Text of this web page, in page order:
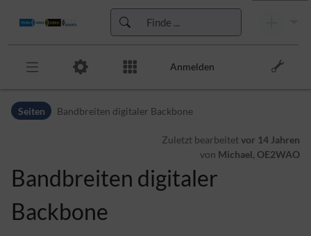
Zur Hauptnavigation
Anmelden
Seiten Bandbreiten digitaler Backbone
Zuletzt bearbeitetvor 14 Jahren
von Michael, OE2WAO
Bandbreiten digitaler
Backbone